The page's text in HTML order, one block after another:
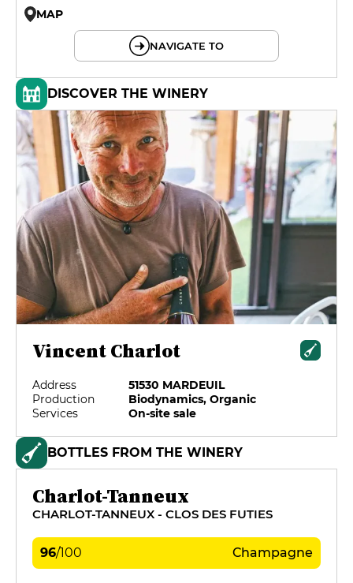
MAP
NAVIGATE TO
DISCOVER THE WINERY
Vincent Charlot
Address
51530 MARDEUIL
Production
Biodynamics, Organic
Services
On-site sale
BOTTLES FROM THE WINERY
Charlot-Tanneux
CHARLOT-TANNEUX - CLOS DES FUTIES
96/100 Champagne